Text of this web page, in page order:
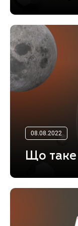
08.08.2022
Що таке